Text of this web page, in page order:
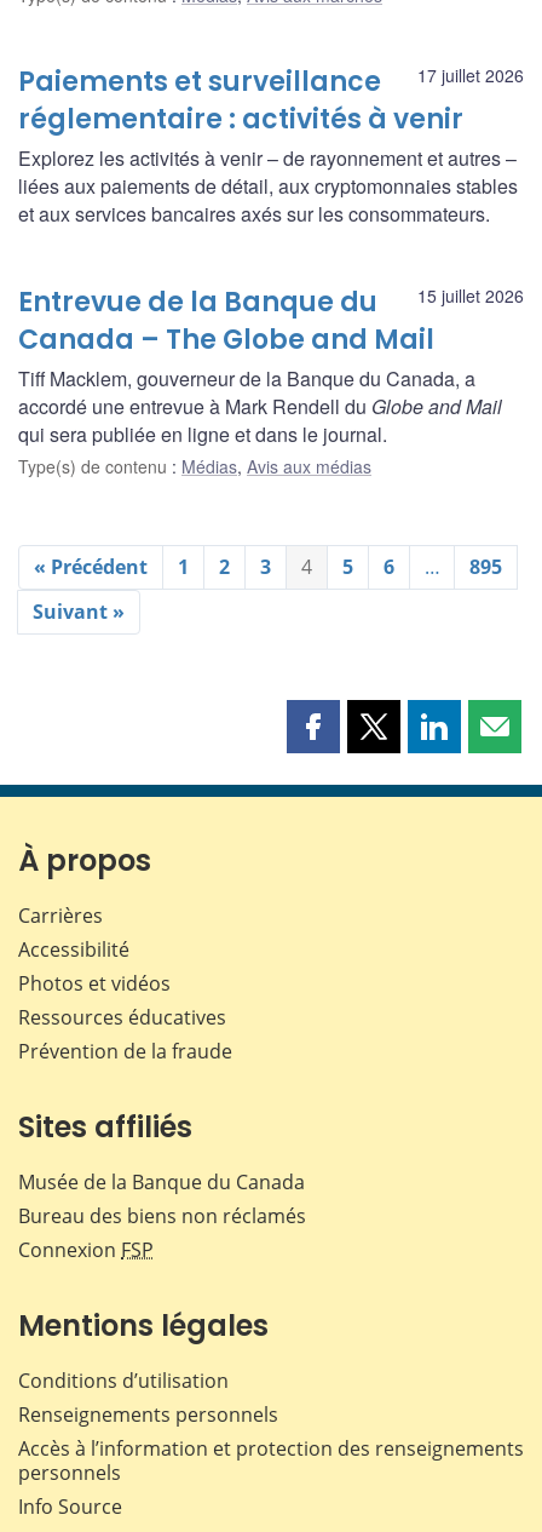
17 juillet 2026
Paiements et surveillance
réglementaire : activités à venir
Explorez les activités à venir – de rayonnement et autres –
liées aux paiements de détail, aux cryptomonnaies stables
et aux services bancaires axés sur les consommateurs.
15 juillet 2026
Entrevue de la Banque du
Canada – The Globe and Mail
Tiff Macklem, gouverneur de la Banque du Canada, a
accordé une entrevue à Mark Rendell du Globe and Mail
qui sera publiée en ligne et dans le journal.
Type(s) de contenu : Médias, Avis aux médias
« Précédent 1 2 3 4 5 6 …
895
Suivant »
Partager
page
Partager
page
Partager
page page
À propos
Carrières
Accessibilité
Photos et vidéos
Ressources éducatives
Prévention de la fraude
Sites affiliés
Musée de la Banque du Canada
Bureau des biens non réclamés
Connexion FSP
Mentions légales
Conditions d’utilisation
Renseignements personnels
Accès à l’information et protection des renseignements
personnels
Info Source